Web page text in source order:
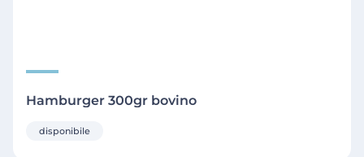
Hamburger 300gr bovino
disponibile